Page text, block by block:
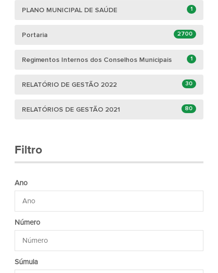
PLANO MUNICIPAL DE SAÚDE 1
Portaria 2700
Regimentos Internos dos Conselhos Municipais 1
RELATÓRIO DE GESTÃO 2022 30
RELATÓRIOS DE GESTÃO 2021 80
Filtro
Ano
Número
Súmula